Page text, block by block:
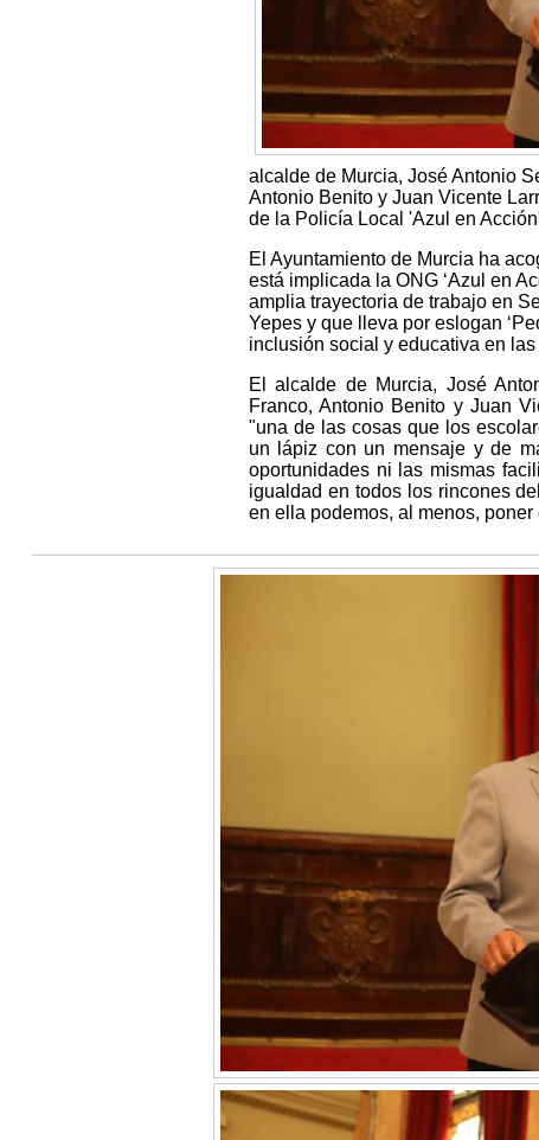
alcalde de Murcia, José Antonio
Antonio Benito y Juan Vicente
de la Policía Local 'Azul en
El Ayuntamiento de Murcia ha
está implicada la ONG ‘Azul en
amplia trayectoria de trabajo en
Yepes y que lleva por eslogan
inclusión social y educativa en
El alcalde de Murcia, José
Franco, Antonio Benito y Juan
"una de las cosas que los
un lápiz con un mensaje y de
oportunidades ni las mismas
igualdad en todos los rincones
en ella podemos, al menos,